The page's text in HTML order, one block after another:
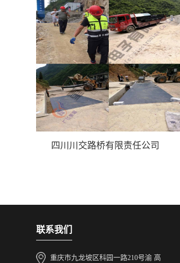
四川川交路桥有限责任公司
联系我们
重庆市九龙坡区科园一路210号渝 高